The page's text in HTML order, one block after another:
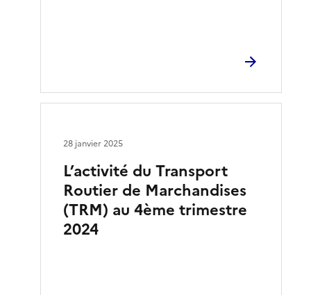
L’activité du Transport
Routier de Marchandises
(TRM) au 4ème trimestre
2024
28 janvier 2025